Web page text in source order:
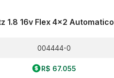
1.8 16v Flex 4x2 Automatico
004444-0
R$ 67.055